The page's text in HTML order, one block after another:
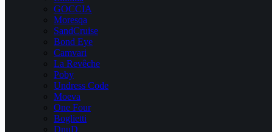
GOCCIA
Moresqa
SandCruise
Bond Eye
Camvari
La Revêche
Poby
Undress Code
Moeva
One Four
Boglietti
DnuD